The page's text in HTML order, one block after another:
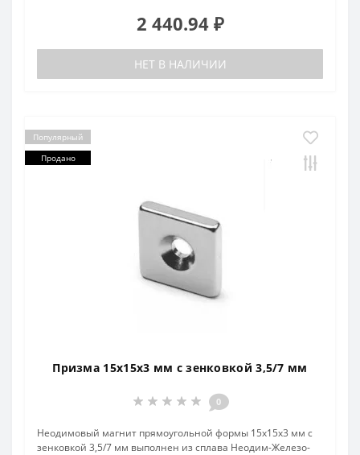
2 440.94 ₽
НЕТ В НАЛИЧИИ
Популярный
Продано
Призма 15х15х3 мм с зенковкой 3,5/7 мм
0
Неодимовый магнит прямоугольной формы 15х15х3 мм с
зенковкой 3,5/7 мм выполнен из сплава Неодим-Железо-